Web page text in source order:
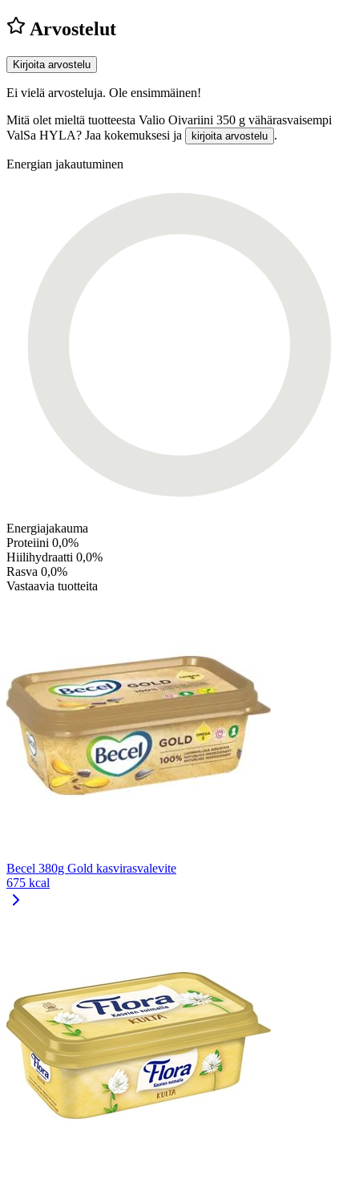
Arvostelut
Kirjoita arvostelu
Ei vielä arvosteluja. Ole ensimmäinen!
Mitä olet mieltä tuotteesta Valio Oivariini 350 g vähärasvaisempi
ValSa HYLA? Jaa kokemuksesi ja
kirjoita arvostelu .
Energian jakautuminen
Energiajakauma
Proteiini 0,0%
Hiilihydraatti 0,0%
Rasva 0,0%
Vastaavia tuotteita
Becel 380g Gold kasvirasvalevite
675 kcal